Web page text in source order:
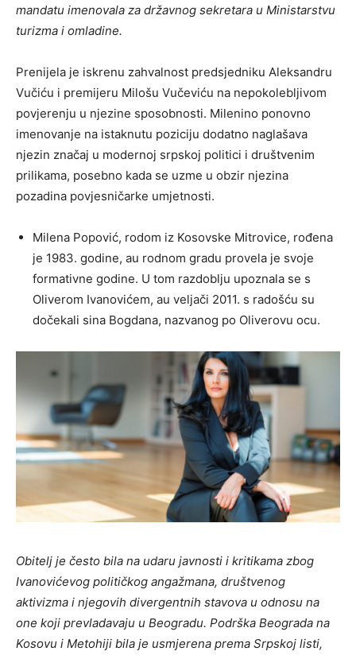
mandatu imenovala za državnog sekretara u Ministarstvu
turizma i omladine.
Prenijela je iskrenu zahvalnost predsjedniku Aleksandru
Vučiću i premijeru Milošu Vučeviću na nepokolebljivom
povjerenju u njezine sposobnosti. Milenino ponovno
imenovanje na istaknutu poziciju dodatno naglašava
njezin značaj u modernoj srpskoj politici i društvenim
prilikama, posebno kada se uzme u obzir njezina
pozadina povjesničarke umjetnosti.
Milena Popović, rodom iz Kosovske Mitrovice, rođena
je 1983. godine, au rodnom gradu provela je svoje
formativne godine. U tom razdoblju upoznala se s
Oliverom Ivanovićem, au veljači 2011. s radošću su
dočekali sina Bogdana, nazvanog po Oliverovu ocu.
Obitelj je često bila na udaru javnosti i kritikama zbog
Ivanovićevog političkog angažmana, društvenog
aktivizma i njegovih divergentnih stavova u odnosu na
one koji prevladavaju u Beogradu. Podrška Beograda na
Kosovu i Metohiji bila je usmjerena prema Srpskoj listi,